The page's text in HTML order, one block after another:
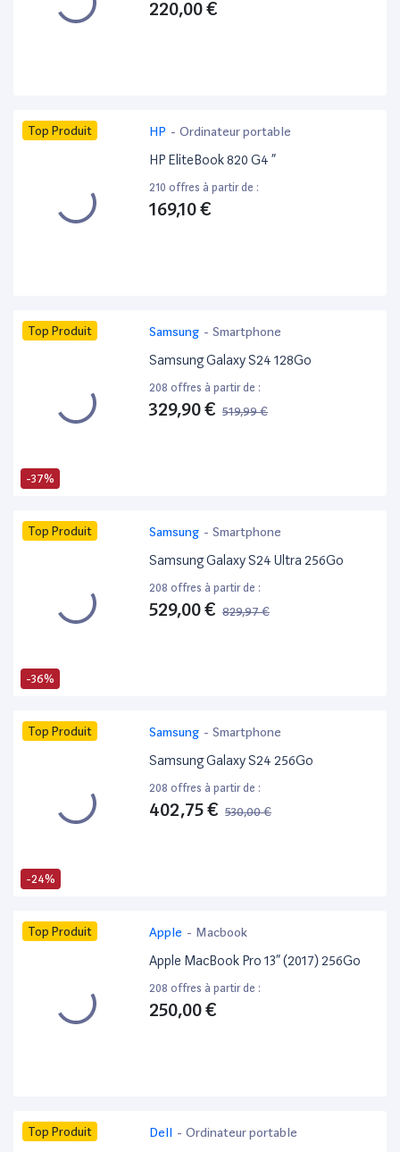
220,00 €
Top Produit HP - Ordinateur portable
HP EliteBook 820 G4 ”
210 offres à partir de :
169,10 €
-37%
Top Produit Samsung - Smartphone
Samsung Galaxy S24 128Go
208 offres à partir de :
329,90 € 519,99 €
-36%
Top Produit Samsung - Smartphone
Samsung Galaxy S24 Ultra 256Go
208 offres à partir de :
529,00 € 829,97 €
-24%
Top Produit Samsung - Smartphone
Samsung Galaxy S24 256Go
208 offres à partir de :
402,75 € 530,00 €
Top Produit Apple - Macbook
Apple MacBook Pro 13” (2017) 256Go
208 offres à partir de :
250,00 €
Top Produit Dell - Ordinateur portable